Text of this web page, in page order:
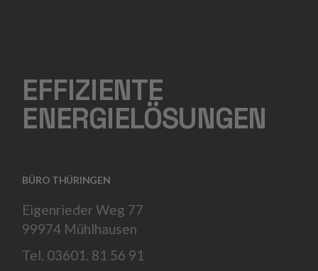
EFFIZIENTE
ENERGIELÖSUNGEN
BÜRO THÜRINGEN
Eigenrieder Weg 77
99974 Mühlhausen
Tel. 03601. 81 56 91